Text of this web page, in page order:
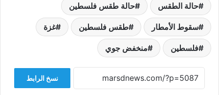
حالة الطقس حالة طقس فلسطين
سقوط الأمطار طقس فلسطين غزة
فلسطين منخفض جوي
نسخ الرابط